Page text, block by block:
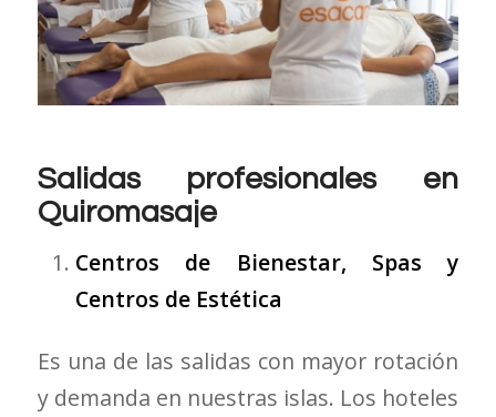
Salidas profesionales en
Quiromasaje
Centros de Bienestar, Spas y
Centros de Estética
Es una de las salidas con mayor rotación
y demanda en nuestras islas. Los hoteles